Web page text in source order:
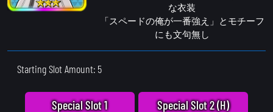
な衣装
「スペードの俺が一番強え」とモチーフ
にも文句無し
Starting Slot Amount: 5
Special Slot 1 Special Slot 2 (H)